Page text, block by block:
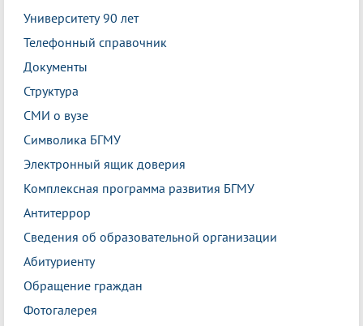
Университету 90 лет
Телефонный справочник
Документы
Структура
СМИ о вузе
Символика БГМУ
Электронный ящик доверия
Комплексная программа развития БГМУ
Антитеррор
Сведения об образовательной организации
Абитуриенту
Обращение граждан
Фотогалерея